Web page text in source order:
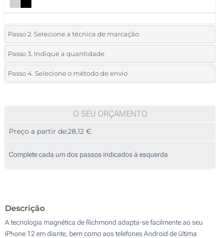
Passo 2. Selecione a técnica de marcação
*Selecione o tipo de marcação e as cores do logotipo:
1 Cor (Atrás)
Sem impressão
Passo 3. Indique a quantidade
*Quantidade mínima:5
10
25
Outra :
Passo 4. Selecione o método de envio
O SEU ORÇAMENTO
Preço a partir de:28,12 €
Complete cada um dos passos indicados à esquerda
Descrição
A tecnologia magnética de Richmond adapta-se facilmente ao seu
iPhone 12 em diante, bem como aos telefones Android de última